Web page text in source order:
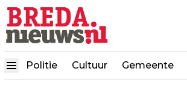
Politie Cultuur Gemeente